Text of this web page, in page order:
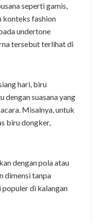
seperti gamis,
konteks fashion
undertone
tersebut terlihat di
hari, biru
dengan suasana yang
Misalnya, untuk
biru dongker,
dengan pola atau
dimensi tanpa
populer di kalangan